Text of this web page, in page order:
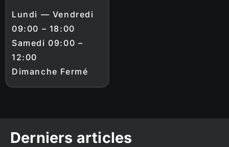
Lundi — Vendredi
09:00 – 18:00
Samedi 09:00 –
12:00
Dimanche Fermé
Derniers articles